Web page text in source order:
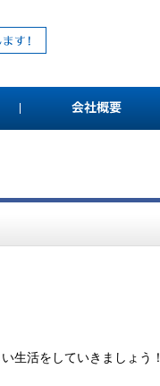
生活をしていきましょう！